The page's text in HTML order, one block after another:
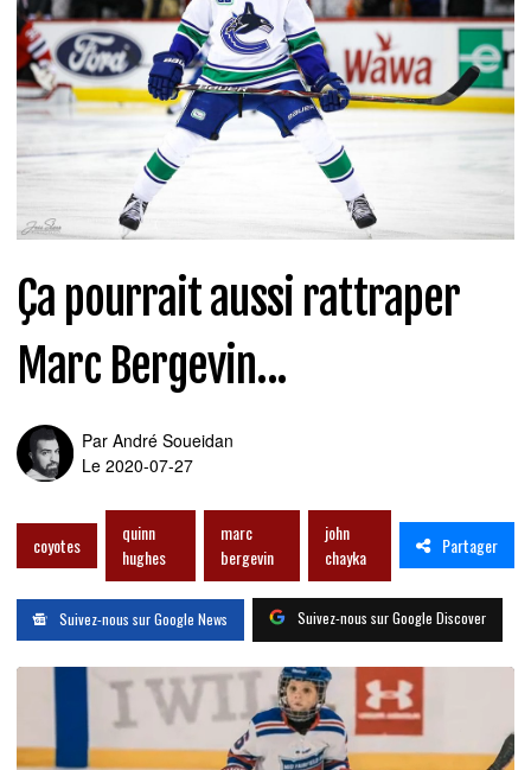
Ça pourrait aussi rattraper
Marc Bergevin...
Par André Soueidan
Le 2020-07-27
coyotes
quinn
hughes
marc
bergevin
john
chayka
Partager
Suivez-nous sur Google News Suivez-nous sur Google Discover